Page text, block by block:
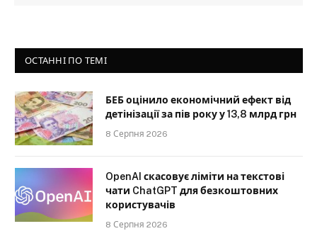
ОСТАННІ ПО ТЕМІ
БЕБ оцінило економічний ефект від
детінізації за пів року у 13,8 млрд грн
8 Серпня 2026
OpenAI скасовує ліміти на текстові
чати ChatGPT для безкоштовних
користувачів
8 Серпня 2026